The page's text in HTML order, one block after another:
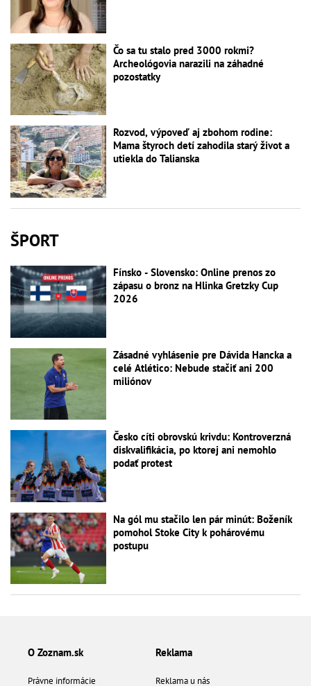
Čo sa tu stalo pred 3000 rokmi?
Archeológovia narazili na záhadné
pozostatky
Rozvod, výpoveď aj zbohom rodine:
Mama štyroch detí zahodila starý život a
utiekla do Talianska
ŠPORT
Fínsko - Slovensko: Online prenos zo
zápasu o bronz na Hlinka Gretzky Cup
2026
Zásadné vyhlásenie pre Dávida Hancka a
celé Atlético: Nebude stačiť ani 200
miliónov
Česko cíti obrovskú krivdu: Kontroverzná
diskvalifikácia, po ktorej ani nemohlo
podať protest
Na gól mu stačilo len pár minút: Boženík
pomohol Stoke City k pohárovému
postupu
O Zoznam.sk
Právne informácie
Reklama
Reklama u nás